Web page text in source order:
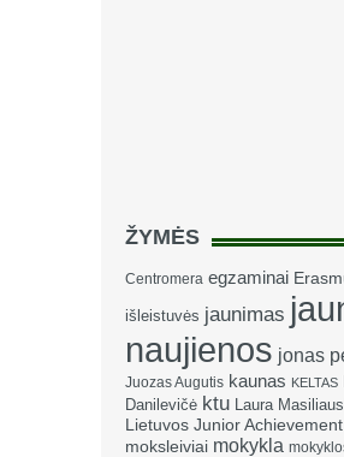
ŽYMĖS
Centromera egzaminai
išleistuvės jaunimas
naujienos jonas
Juozas Augutis kaunas KELTAS
Danilevičė ktu Laura
Lietuvos Junior Achievement
moksleiviai mokykla